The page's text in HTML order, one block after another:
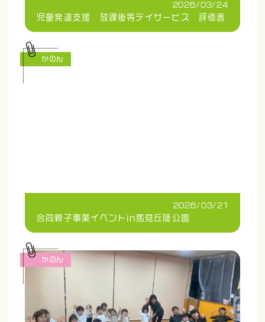
2026/03/24
児童発達支援 放課後等デイサービス 評価表
2026/03/21
合同親子事業イベントin馬見丘陵公園
かのん
かのん